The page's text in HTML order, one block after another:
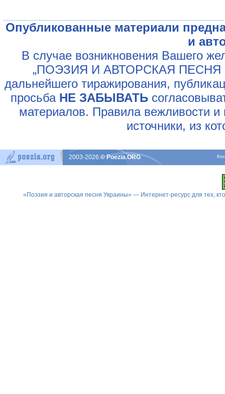
Опубликованные материали
и
В случае возникновения Вашего
„ПОЭЗИЯ И АВТОРСКАЯ ПЕСНЯ
дальнейшего тиражирования,
просьба НЕ ЗАБЫВАТЬ
материалов. Правила вежливости и
источники, из
2003-2026© Poezia.ORG
«Поэзия и авторская песня Украины» — Интернет-ресурс для тех,